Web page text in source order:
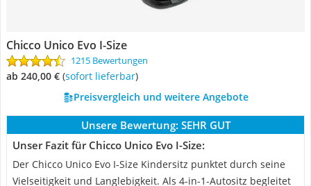
Chicco Unico Evo I-Size
1215 Bewertungen
ab 240,00 € ( Sofort lieferbar)
Preisvergleich und weitere Angebote
Unsere Bewertung: SEHR GUT
Unser Fazit für Chicco Unico Evo I-Size:
Der Chicco Unico Evo I-Size Kindersitz punktet durch seine
Vielseitigkeit und Langlebigkeit. Als 4-in-1-Autositz begleitet